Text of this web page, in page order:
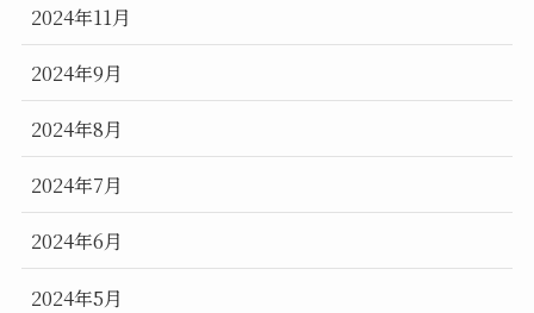
2024年11月
2024年9月
2024年8月
2024年7月
2024年6月
2024年5月